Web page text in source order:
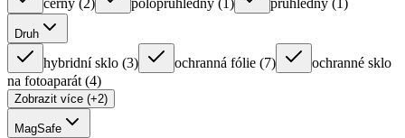
Druh
hybridní sklo (3) ochranná fólie (7)
ochranné sklo
na fotoaparát (4)
Zobrazit více (+2)
MagSafe